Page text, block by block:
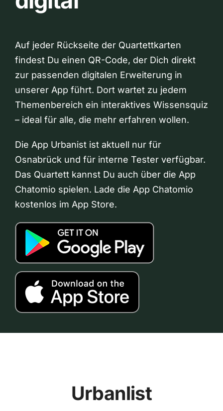
Auf jeder Rückseite der Quartettkarten
findest Du einen QR-Code, der Dich direkt
zur passenden digitalen Erweiterung in
unserer App führt. Dort wartet zu jedem
Themenbereich ein interaktives Wissensquiz
– ideal für alle, die mehr erfahren wollen.
Die App Urbanist ist aktuell nur für
Osnabrück und für interne Tester verfügbar.
Das Quartett kannst Du auch über die App
Chatomio spielen. Lade die App Chatomio
kostenlos im App Store.
Urbanlist